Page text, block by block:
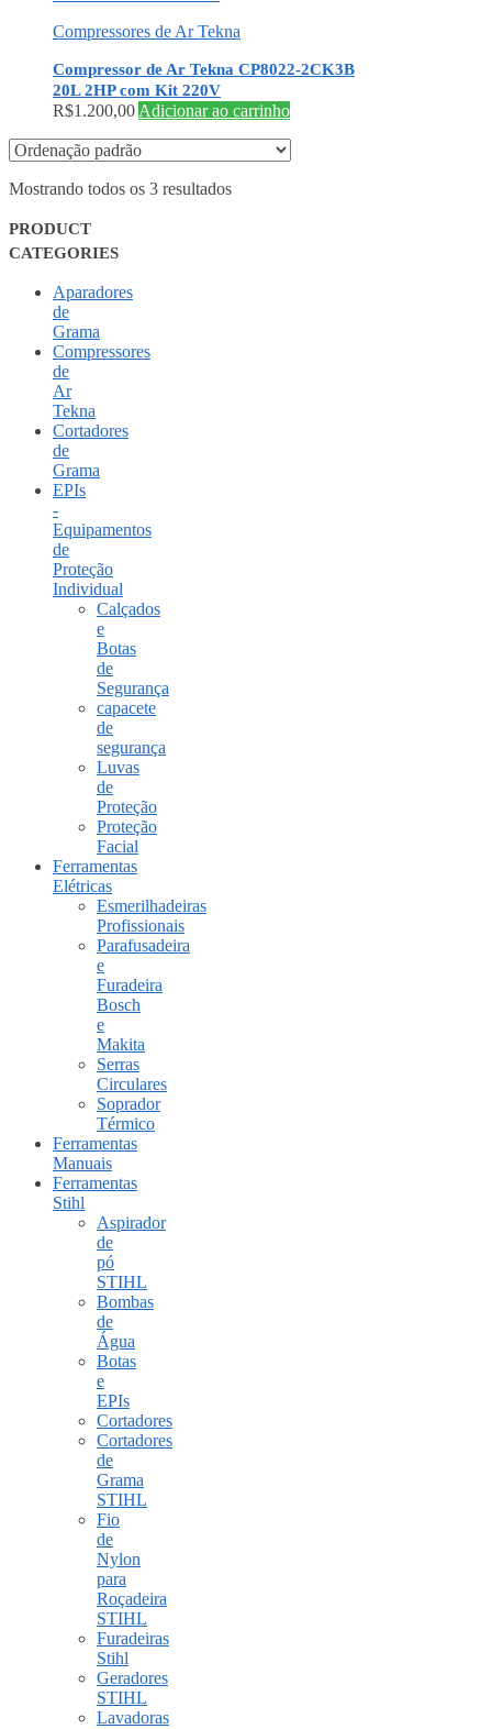
Compressores de Ar Tekna
Compressor de Ar Tekna CP8022-2CK3B
20L 2HP com Kit 220V
R$1.200,00Adicionar ao carrinho
Mostrando todos os 3 resultados
PRODUCT
CATEGORIES
Aparadores
de
Grama
Compressores
de
Ar
Tekna
Cortadores
de
Grama
EPIs
-
Equipamentos
de
Proteção
Individual
Calçados
e
Botas
de
Segurança
capacete
de
segurança
Luvas
de
Proteção
Proteção
Facial
Ferramentas
Elétricas
Esmerilhadeiras
Profissionais
Parafusadeira
e
Furadeira
Bosch
e
Makita
Serras
Circulares
Soprador
Térmico
Ferramentas
Manuais
Ferramentas
Stihl
Aspirador
de
pó
STIHL
Bombas
de
Água
Botas
e
EPIs
Cortadores
Cortadores
de
Grama
STIHL
Fio
de
Nylon
para
Roçadeira
STIHL
Furadeiras
Stihl
Geradores
STIHL
Lavadoras